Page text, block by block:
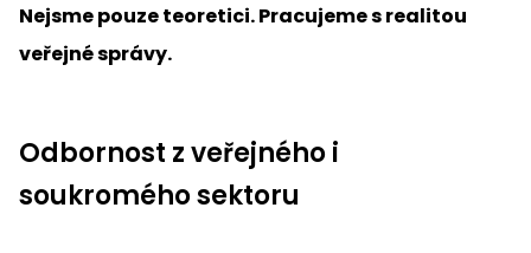
Nejsme pouze teoretici. Pracujeme s realitou
veřejné správy.
Odbornost z veřejného i
soukromého sektoru